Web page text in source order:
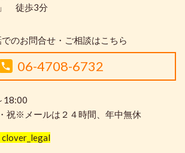
徒歩3分
のお問合せ・ご相談はこちら
06-4708-6732
18:00
祝※メールは２４時間、年中無休